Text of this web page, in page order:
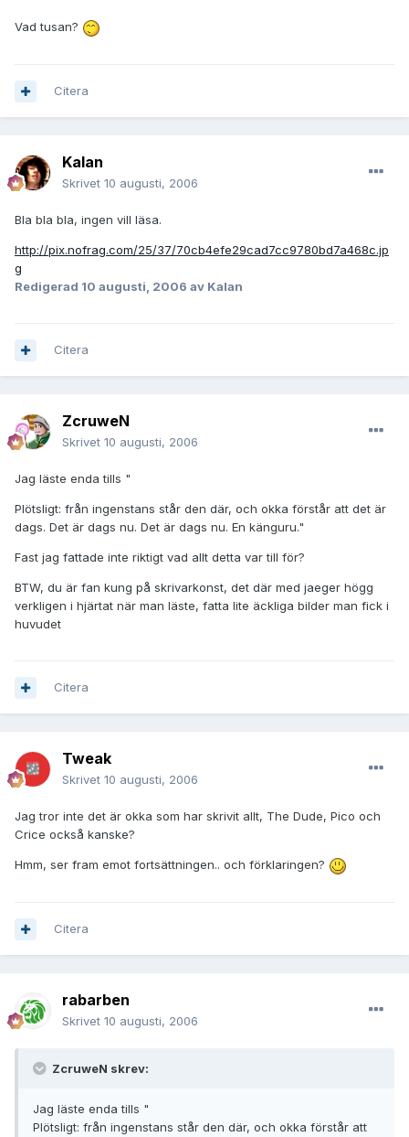
Vad tusan?
Citera
Kalan
Skrivet 10 augusti, 2006
Bla bla bla, ingen vill läsa.
http://pix.nofrag.com/25/37/70cb4efe29cad7cc9780bd7a468c.jp
g
Redigerad 10 augusti, 2006 av Kalan
Citera
ZcruweN
Skrivet 10 augusti, 2006
Jag läste enda tills "
Plötsligt: från ingenstans står den där, och okka förstår att det är
dags. Det är dags nu. Det är dags nu. En känguru."
Fast jag fattade inte riktigt vad allt detta var till för?
BTW, du är fan kung på skrivarkonst, det där med jaeger högg
verkligen i hjärtat när man läste, fatta lite äckliga bilder man fick i
huvudet
Citera
Tweak
Skrivet 10 augusti, 2006
Jag tror inte det är okka som har skrivit allt, The Dude, Pico och
Crice också kanske?
Hmm, ser fram emot fortsättningen.. och förklaringen?
Citera
rabarben
Skrivet 10 augusti, 2006
ZcruweN skrev:
Jag läste enda tills "
Plötsligt: från ingenstans står den där, och okka förstår att